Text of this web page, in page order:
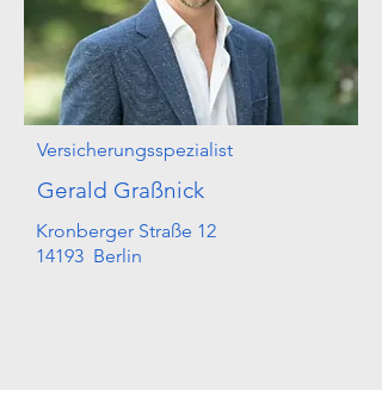
Versicherungsspezialist
Gerald Graßnick
Kronberger Straße 12
14193 Berlin